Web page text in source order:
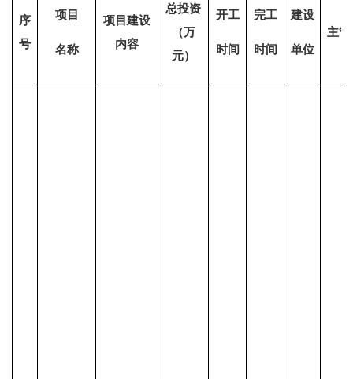
序
号
项目
名称
项目建设
内容
总投资
（万
元）
开工
时间
完工
时间
建设
单位
主